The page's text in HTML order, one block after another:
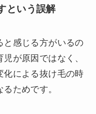
という誤解
と感じる方がいるの
が原因ではなく、
化による抜け毛の時
ためです。